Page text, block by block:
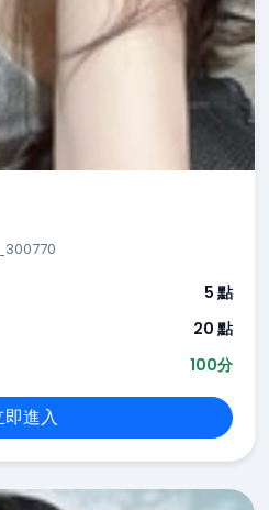
5 點
20 點
100分
即進入